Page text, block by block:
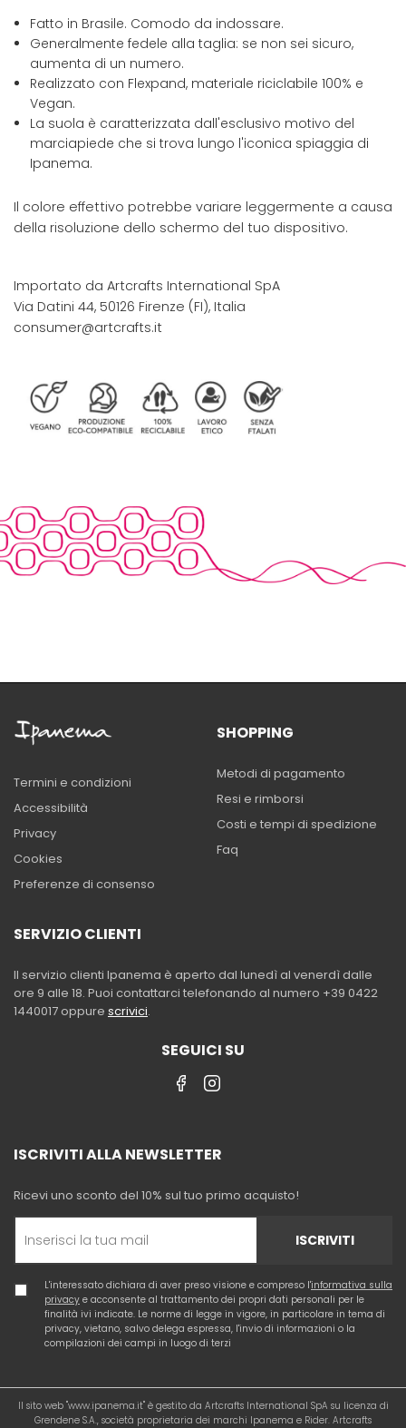
Fatto in Brasile. Comodo da indossare.
Generalmente fedele alla taglia: se non sei sicuro,
aumenta di un numero.
Realizzato con Flexpand, materiale riciclabile 100% e
Vegan.
La suola è caratterizzata dall'esclusivo motivo del
marciapiede che si trova lungo l'iconica spiaggia di
Ipanema.
Il colore effettivo potrebbe variare leggermente a causa
della risoluzione dello schermo del tuo dispositivo.
Importato da Artcrafts International SpA
Via Datini 44, 50126 Firenze (FI), Italia
consumer@artcrafts.it
Termini e condizioni
Accessibilità
Privacy
Cookies
Preferenze di consenso
SHOPPING
Metodi di pagamento
Resi e rimborsi
Costi e tempi di spedizione
Faq
SERVIZIO CLIENTI
Il servizio clienti Ipanema è aperto dal lunedì al venerdì dalle
ore 9 alle 18. Puoi contattarci telefonando al numero +39 0422
1440017 oppure scrivici.
SEGUICI SU
ISCRIVITI ALLA NEWSLETTER
Ricevi uno sconto del 10% sul tuo primo acquisto!
ISCRIVITI
L'interessato dichiara di aver preso visione e compreso l'informativa sulla
privacy e acconsente al trattamento dei propri dati personali per le
finalità ivi indicate. Le norme di legge in vigore, in particolare in tema di
privacy, vietano, salvo delega espressa, l'invio di informazioni o la
compilazioni dei campi in luogo di terzi
Il sito web "www.ipanema.it" è gestito da Artcrafts International SpA su licenza di
Grendene S.A., società proprietaria dei marchi Ipanema e Rider. Artcrafts